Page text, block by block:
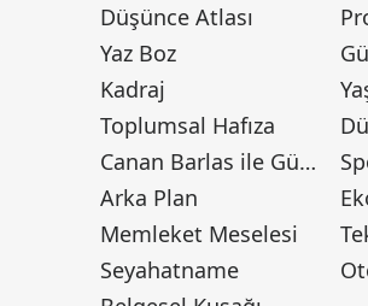
Düşünce Atlası
Yaz Boz
Kadraj
Toplumsal Hafıza
Canan Barlas ile Gündem
Arka Plan
Memleket Meselesi
Seyahatname